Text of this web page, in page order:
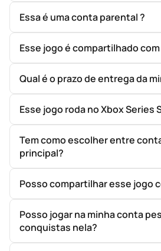
Essa é uma conta parental ?
Esse jogo é compartilhado
Qual é o prazo de entrega da
Esse jogo roda no Xbox Series
Tem como escolher entre
principal?
Posso compartilhar esse jogo
Posso jogar na minha conta
conquistas nela?